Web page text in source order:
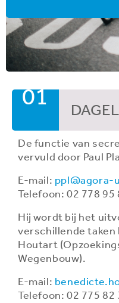
01
De functie van
vervuld door Paul
E-mail: ppl@agora-
Telefoon: 02 778 95
Hij wordt bij het
verschillende taken
Houtart
Wegenbouw).
E-mail:
Telefoon: 02 775 82